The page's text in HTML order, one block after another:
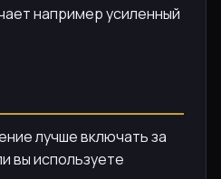
например усиленный
лучше включать за
вы используете